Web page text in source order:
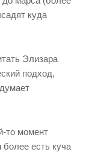
куда
Элизара
подход,
то момент
есть куча